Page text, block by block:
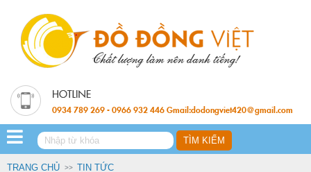
0934 789 269 - 0966 932 446 Gmail:dodongviet420@gmail.com
TRANG CHỦ
TIN TỨC